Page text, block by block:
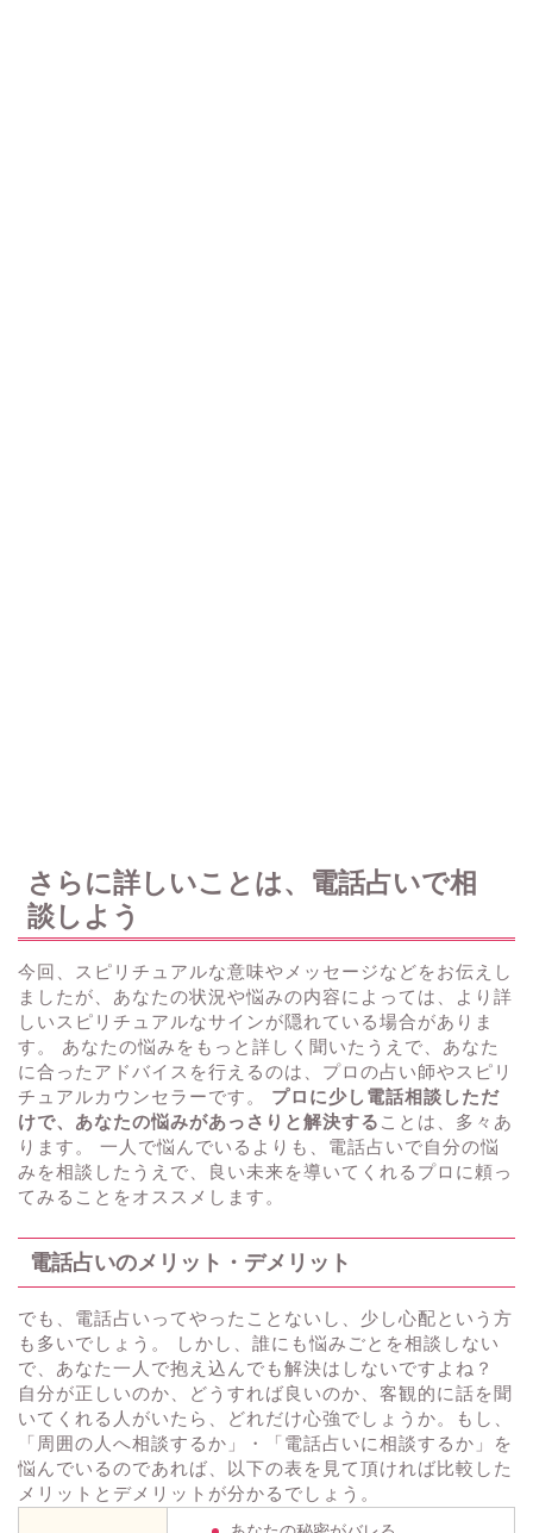
さらに詳しいことは、電話占いで相
談しよう
今回、スピリチュアルな意味やメッセージなどをお伝えし
ましたが、あなたの状況や悩みの内容によっては、より詳
しいスピリチュアルなサインが隠れている場合がありま
す。 あなたの悩みをもっと詳しく聞いたうえで、あなた
に合ったアドバイスを行えるのは、プロの占い師やスピリ
チュアルカウンセラーです。 プロに少し電話相談しただ
けで、あなたの悩みがあっさりと解決する ことは、多々あ
ります。 一人で悩んでいるよりも、電話占いで自分の悩
みを相談したうえで、良い未来を導いてくれるプロに頼っ
てみることをオススメします。
電話占いのメリット・デメリット
でも、電話占いってやったことないし、少し心配という方
も多いでしょう。 しかし、誰にも悩みごとを相談しない
で、あなた一人で抱え込んでも解決はしないですよね？
自分が正しいのか、どうすれば良いのか、客観的に話を聞
いてくれる人がいたら、どれだけ心強でしょうか。もし、
「周囲の人へ相談するか」・「電話占いに相談するか」を
悩んでいるのであれば、以下の表を見て頂ければ比較した
メリットとデメリットが分かるでしょう。